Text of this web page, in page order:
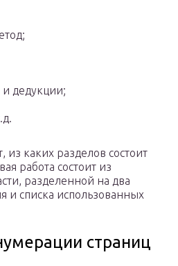
дедукции;
из каких разделов состоит
работа состоит из
разделенной на два
и списка использованных
страниц